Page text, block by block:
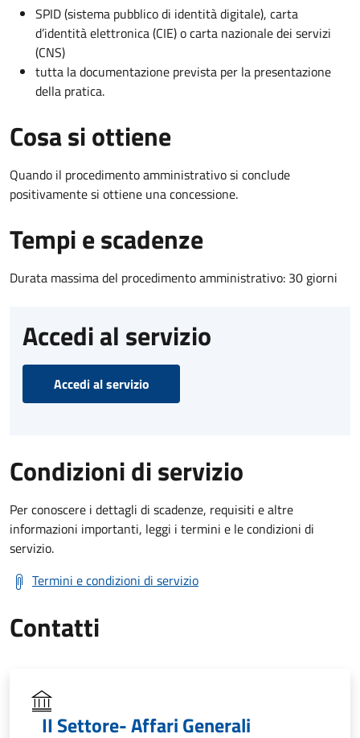
SPID (sistema pubblico di identità digitale), carta
d’identità elettronica (CIE) o carta nazionale dei servizi
(CNS)
tutta la documentazione prevista per la presentazione
della pratica.
Cosa si ottiene
Quando il procedimento amministrativo si conclude
positivamente si ottiene una concessione.
Tempi e scadenze
Durata massima del procedimento amministrativo: 30 giorni
Accedi al servizio
Accedi al servizio
Condizioni di servizio
Per conoscere i dettagli di scadenze, requisiti e altre
informazioni importanti, leggi i termini e le condizioni di
servizio.
Termini e condizioni di servizio
Contatti
II Settore- Affari Generali